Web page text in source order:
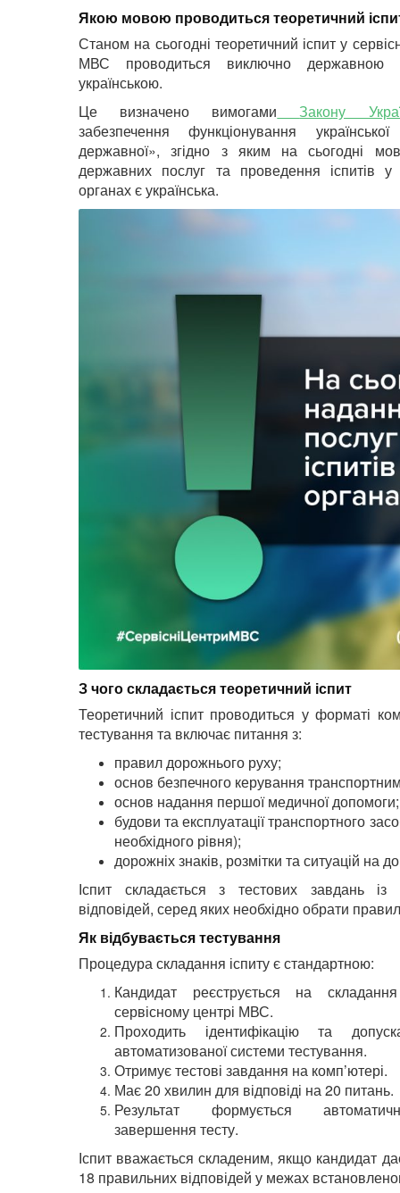
Якою мовою проводиться теоретичний
Станом на сьогодні теоретичний іспит у
МВС проводиться виключно
українською.
Це визначено вимогами
Закону
забезпечення функціонування
державної», згідно з яким на сьогодні
державних послуг та проведення іспитів
органах є українська.
З чого складається теоретичний іспит
Теоретичний іспит проводиться у форматі
тестування та включає питання з:
правил дорожнього руху;
основ безпечного керування
основ надання першої медичної допомоги;
будови та експлуатації транспортного
необхідного рівня);
дорожніх знаків, розмітки та ситуацій на
Іспит складається з тестових завдань із
відповідей, серед яких необхідно обрати
Як відбувається тестування
Процедура складання іспиту є стандартною:
Кандидат реєструється на
сервісному центрі МВС.
Проходить ідентифікацію та
автоматизованої системи тестування.
Отримує тестові завдання на комп’ютері.
Має 20 хвилин для відповіді на 20 питань.
Результат формується
завершення тесту.
Іспит вважається складеним, якщо кандидат
18 правильних відповідей у межах